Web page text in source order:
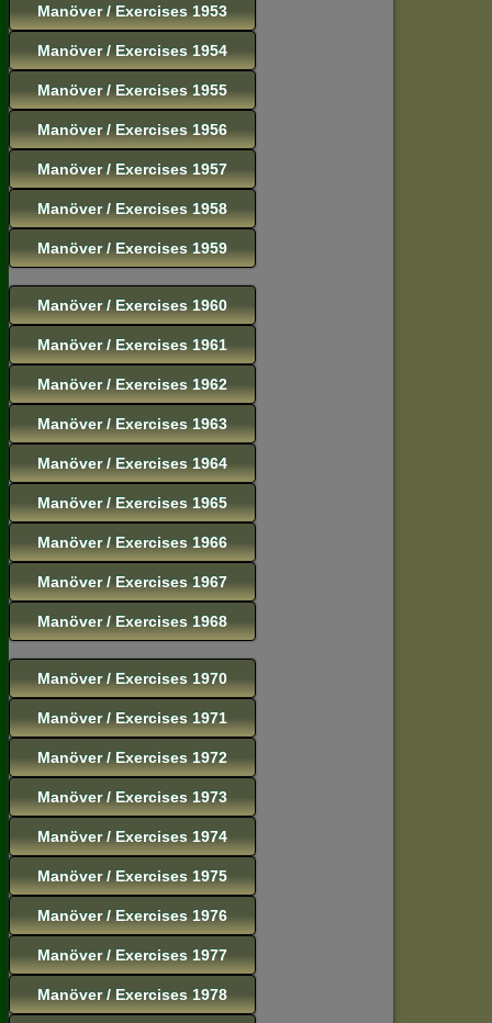
Manöver / Exercises 1953
Manöver / Exercises 1954
Manöver / Exercises 1955
Manöver / Exercises 1956
Manöver / Exercises 1957
Manöver / Exercises 1958
Manöver / Exercises 1959
Manöver / Exercises 1960
Manöver / Exercises 1961
Manöver / Exercises 1962
Manöver / Exercises 1963
Manöver / Exercises 1964
Manöver / Exercises 1965
Manöver / Exercises 1966
Manöver / Exercises 1967
Manöver / Exercises 1968
Manöver / Exercises 1970
Manöver / Exercises 1971
Manöver / Exercises 1972
Manöver / Exercises 1973
Manöver / Exercises 1974
Manöver / Exercises 1975
Manöver / Exercises 1976
Manöver / Exercises 1977
Manöver / Exercises 1978